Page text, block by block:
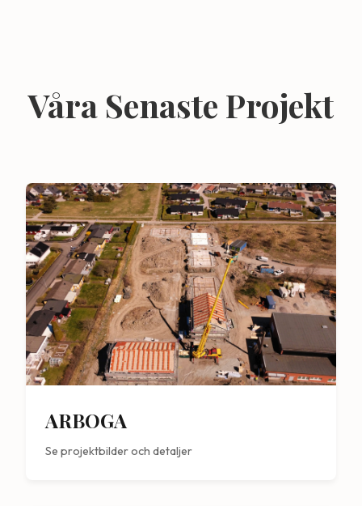
Våra Senaste Projekt
ARBOGA
Se projektbilder och detaljer